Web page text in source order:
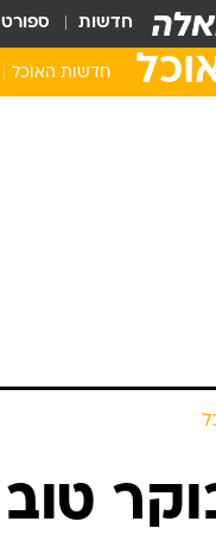
חדשות ספורט
חדשות האוכל